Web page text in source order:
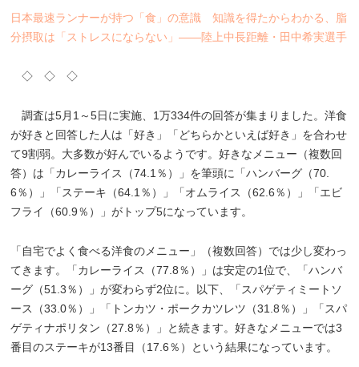
日本最速ランナーが持つ「食」の意識 知識を得たからわかる、脂
分摂取は「ストレスにならない」――陸上中長距離・田中希実選手
◇ ◇ ◇
調査は5月1～5日に実施、1万334件の回答が集まりました。洋食
が好きと回答した人は「好き」「どちらかといえば好き」を合わせ
て9割弱。大多数が好んでいるようです。好きなメニュー（複数回
答）は「カレーライス（74.1％）」を筆頭に「ハンバーグ（70.
6％）」「ステーキ（64.1％）」「オムライス（62.6％）」「エビ
フライ（60.9％）」がトップ5になっています。
「自宅でよく食べる洋食のメニュー」（複数回答）では少し変わっ
てきます。「カレーライス（77.8％）」は安定の1位で、「ハンバ
ーグ（51.3％）」が変わらず2位に。以下、「スパゲティミートソ
ース（33.0％）」「トンカツ・ポークカツレツ（31.8％）」「スパ
ゲティナポリタン（27.8％）」と続きます。好きなメニューでは3
番目のステーキが13番目（17.6％）という結果になっています。